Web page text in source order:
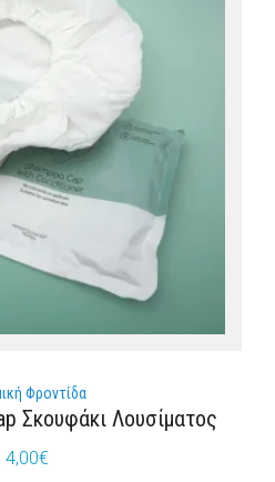
Φροντίδα
Σκουφάκι Λουσίματος
4,00€